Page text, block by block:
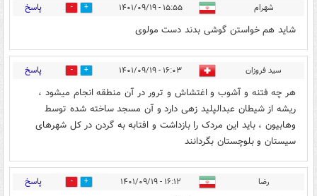
شهرام ۱۵:۵۵ - ۱۴۰۱/۰۹/۱۹ 2 پاسخ
شاید هم خواستن گوشی بدند دست مولوی
سید فروزان ۱۶:۰۳ - ۱۴۰۱/۰۹/۱۹ 2 پاسخ
هر چه فتنه و آشوب و اغتشاش و ترور در آن منطقه انجام میشود ،
ریشه از شیطان عبدالپلید زهی دارد و آن مسجد ساخته شده توسط
وهابیون ، باید این مردک را بازداشت و افتابه به گردن در کل شهرهای
سیستان و بلوچستان بگردانند
رضا ۱۶:۱۲ - ۱۴۰۱/۰۹/۱۹ 2 پاسخ